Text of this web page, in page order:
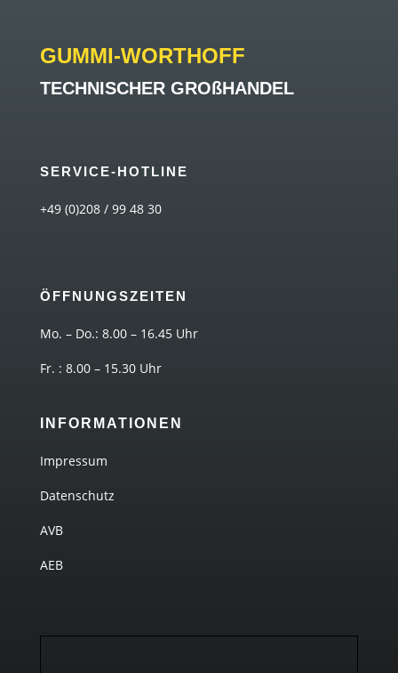
GUMMI-WORTHOFF
TECHNISCHER GROßHANDEL
SERVICE-HOTLINE
+49 (0)208 / 99 48 30
ÖFFNUNGSZEITEN
Mo. – Do.: 8.00 – 16.45 Uhr
Fr. : 8.00 – 15.30 Uhr
INFORMATIONEN
Impressum
Datenschutz
AVB
AEB